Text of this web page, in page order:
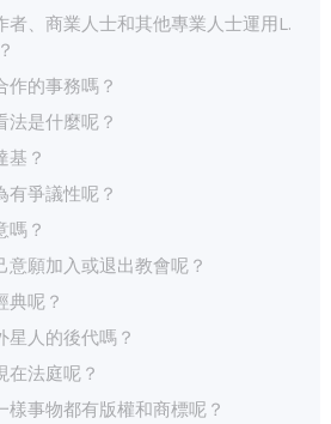
者、商業人士和其他專業人士運用L.
作的事務嗎？
法是什麼呢？
基？
有爭議性呢？
嗎？
願加入或退出教會呢？
典呢？
星人的後代嗎？
在法庭呢？
事物都有版權和商標呢？